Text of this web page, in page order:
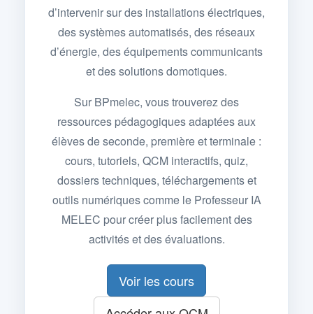
d’intervenir sur des installations électriques,
des systèmes automatisés, des réseaux
d’énergie, des équipements communicants
et des solutions domotiques.
Sur BPmelec, vous trouverez des
ressources pédagogiques adaptées aux
élèves de seconde, première et terminale :
cours, tutoriels, QCM interactifs, quiz,
dossiers techniques, téléchargements et
outils numériques comme le Professeur IA
MELEC pour créer plus facilement des
activités et des évaluations.
Voir les cours